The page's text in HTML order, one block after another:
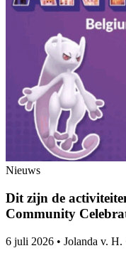
Nieuws
Dit zijn de
Community
6 juli 2026 • Jolanda v. H.